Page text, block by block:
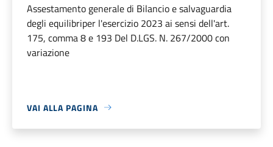
Assestamento generale di Bilancio e salvaguardia
degli equilibriper l'esercizio 2023 ai sensi dell'art.
175, comma 8 e 193 Del D.LGS. N. 267/2000 con
variazione
VAI ALLA PAGINA